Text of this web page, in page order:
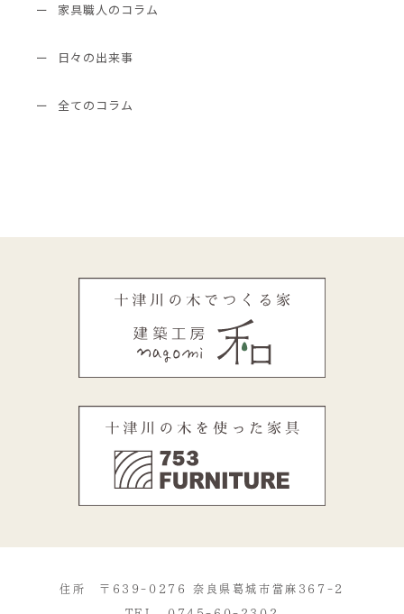
家具職人のコラム
日々の出来事
全てのコラム
住所 〒639-0276 奈良県葛城市當麻367-2